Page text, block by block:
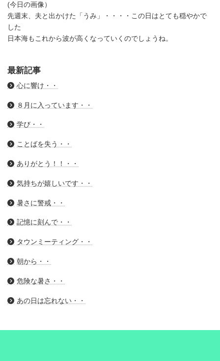
(今日の画像）
先週末、夫と出かけた「うみ」・・・・この日はとても穏やかで
した
日本海もこれから波が高くなっていくのでしょうね。
最新記事
心に響け・・
８月に入っています・・
学び・・
ことばを失う・・
ありがとう！！・・
気持ちが嬉しいです・・
暑さに警戒・・
記憶に刻んで・・
タウンミーティング・・
朝から・・
危険な暑さ・・
あの日は忘れない・・